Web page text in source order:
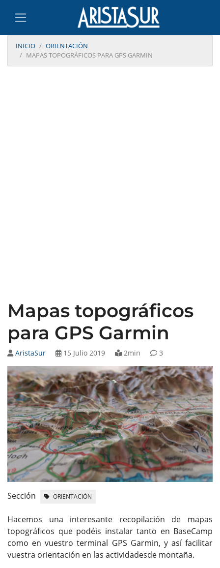
INICIO
ORIENTACIÓN
MAPAS TOPOGRÁFICOS PARA GPS GARMIN
Mapas topográficos
para GPS Garmin
AristaSur 15 Julio 2019 2min 3
Sección ORIENTACIÓN
Hacemos una interesante recopilación de mapas
topográficos que podéis instalar tanto en BaseCamp
como en vuestro terminal GPS Garmin, y así facilitar
vuestra orientación en las actividadesde montaña.